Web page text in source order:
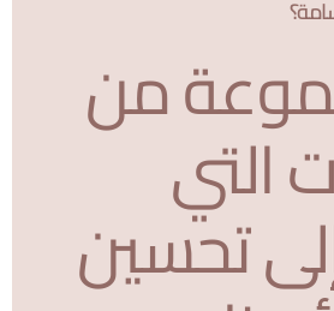
من
التي
تحسين